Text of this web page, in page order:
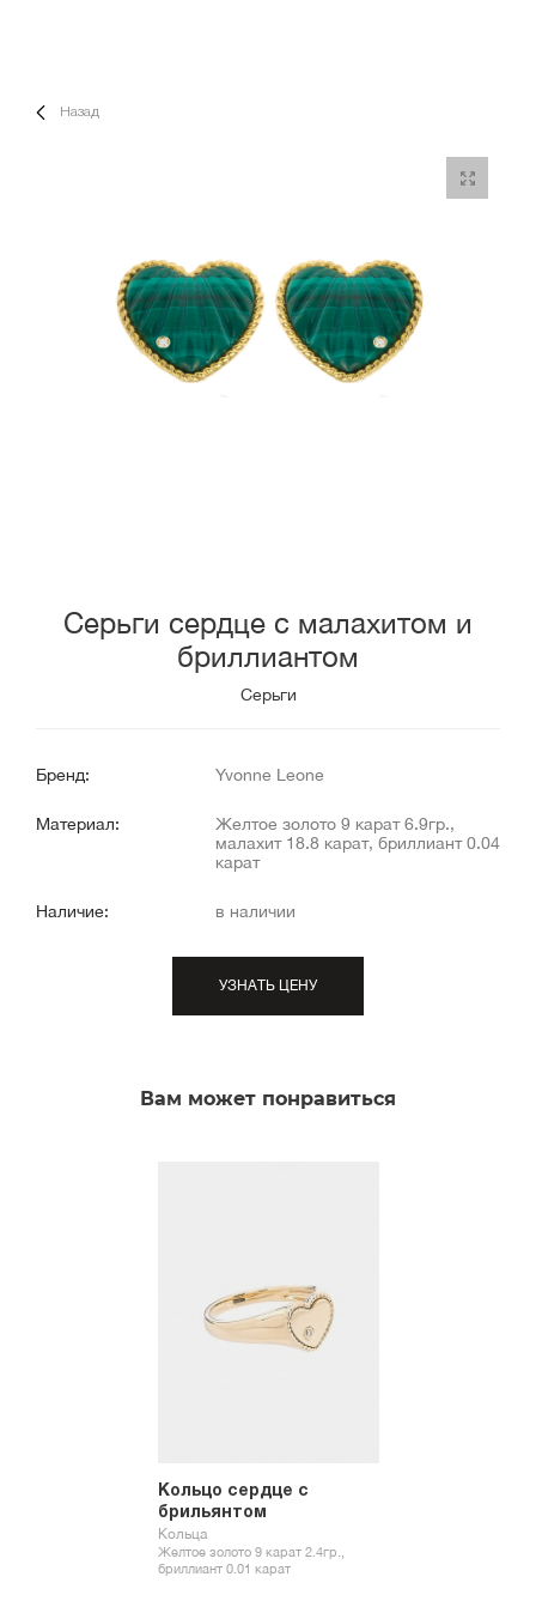
Назад
Серьги сердце с малахитом и
бриллиантом
Серьги
Бренд: Yvonne Leone
Материал:
Желтое золото 9 карат 6.9гр.,
малахит 18.8 карат, бриллиант 0.04
карат
Наличие: в наличии
УЗНАТЬ ЦЕНУ
Вам может понравиться
Кольцо сердце с
брильянтом
Кольца
Желтое золото 9 карат 2.4гр.,
бриллиант 0.01 карат